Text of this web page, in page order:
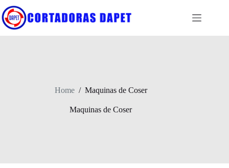
Skip
to
content
Home / Maquinas de Coser
Maquinas de Coser